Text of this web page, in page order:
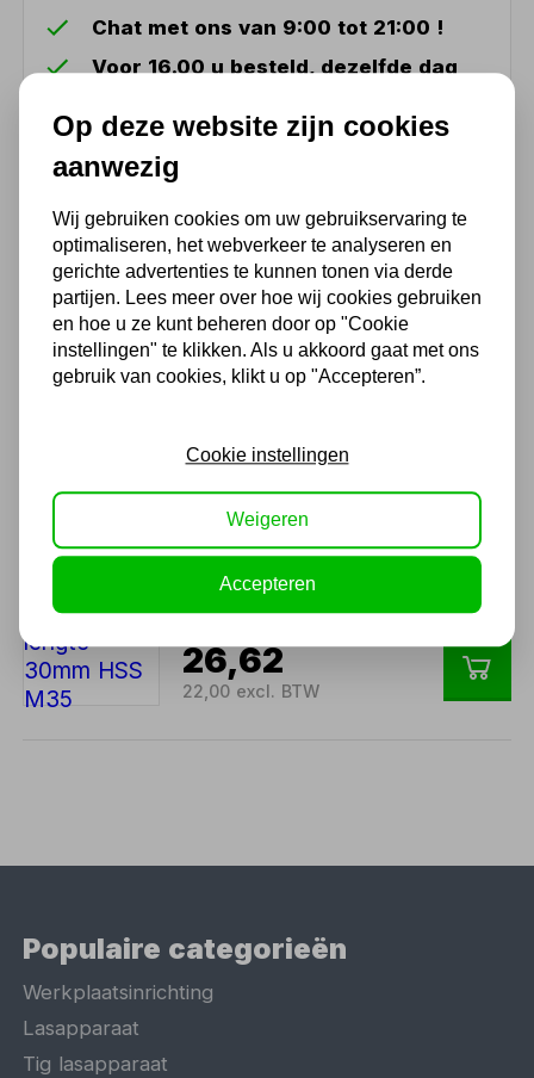
Chat met ons van 9:00 tot 21:00 !
Voor 16.00 u besteld, dezelfde dag
(Technische) Vragen ? Bel ons +31
548 51 75 75
Twents familiebedrijf sinds 1992 !
Ook handig
Kernboor 21mm lengte
27,83
23,00 excl. BTW
Kernboor 20mm lengte
30mm HSS M35
26,62
22,00 excl. BTW
Populaire categorieën
Werkplaatsinrichting
Lasapparaat
Tig lasapparaat
Op deze website zijn cookies
aanwezig
Wij gebruiken cookies om uw gebruikservaring te
optimaliseren, het webverkeer te analyseren en
gerichte advertenties te kunnen tonen via derde
partijen. Lees meer over hoe wij cookies gebruiken
en hoe u ze kunt beheren door op "Cookie
instellingen" te klikken. Als u akkoord gaat met ons
gebruik van cookies, klikt u op "Accepteren”.
Cookie instellingen
Weigeren
Accepteren